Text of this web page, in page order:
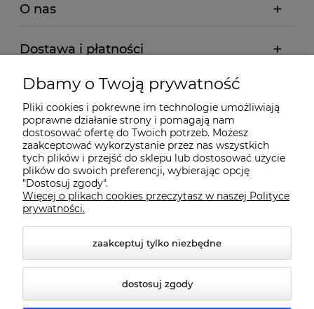
O nas
Dostawa i płatności
Pomoc
Gwarancja i Serwis
Styl graficzny ShopGadget.pl
Sklep internetowy Shoper
Premium
Dbamy o Twoją prywatność
Pliki cookies i pokrewne im technologie umożliwiają
poprawne działanie strony i pomagają nam
dostosować ofertę do Twoich potrzeb. Możesz
zaakceptować wykorzystanie przez nas wszystkich
tych plików i przejść do sklepu lub dostosować użycie
plików do swoich preferencji, wybierając opcję
"Dostosuj zgody".
Więcej o plikach cookies przeczytasz w naszej Polityce
prywatności.
zaakceptuj tylko niezbędne
dostosuj zgody